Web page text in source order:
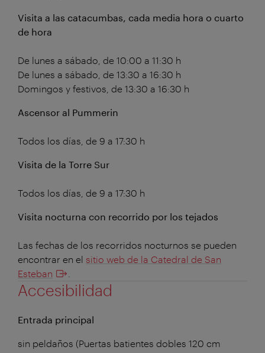
Visita a las catacumbas, cada media hora o cuarto
de hora
De lunes a sábado, de 10:00 a 11:30 h
De lunes a sábado, de 13:30 a 16:30 h
Domingos y festivos, de 13:30 a 16:30 h
Ascensor al Pummerin
Todos los días, de 9 a 17:30 h
Visita de la Torre Sur
Todos los días, de 9 a 17:30 h
Visita nocturna con recorrido por los tejados
Las fechas de los recorridos nocturnos se pueden
encontrar en el sitio web de la Catedral de San
Esteban
Accesibilidad
Entrada principal
sin peldaños (Puertas batientes dobles 120 cm